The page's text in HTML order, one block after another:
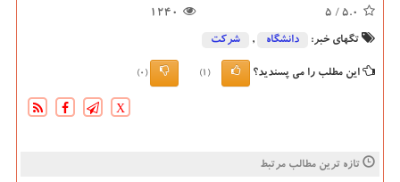
5.0
/ 5
1240
تگهای خبر: دانشگاه‌ , شركت
این مطلب را می پسندید؟ (1)
(0)
X
تازه ترین مطالب مرتبط